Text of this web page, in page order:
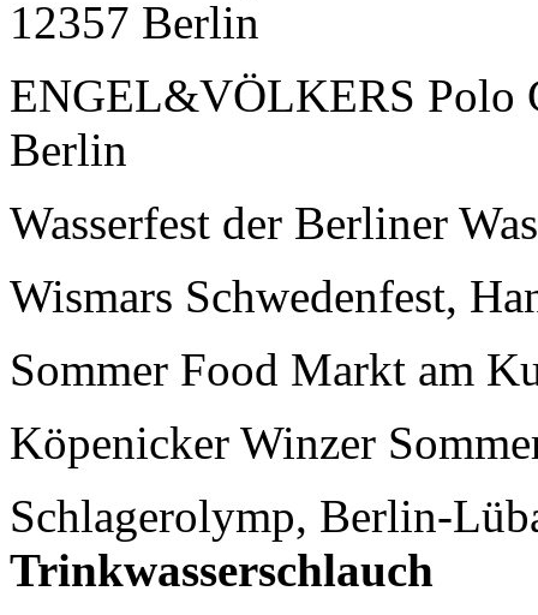
12357 Berlin
ENGEL&VÖLKERS Polo
Berlin
Wasserfest der Berliner
Wismars Schwedenfest,
Sommer Food Markt am
Köpenicker Winzer
Schlagerolymp, Berlin-
Trinkwasserschlauch